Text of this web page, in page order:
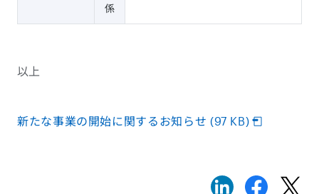
係
以上
新たな事業の開始に関するお知らせ (97 KB)